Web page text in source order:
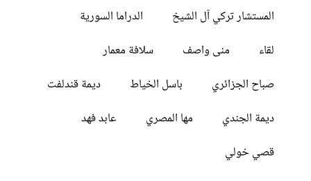
المستشار تركي آل الشيخ
الدراما السورية
لقاء
منى واصف
سلافة معمار
صباح الجزائري
باسل الخياط
ديمة قندلفت
ديمة الجندي
مها المصري
عابد فهد
قصي خولي